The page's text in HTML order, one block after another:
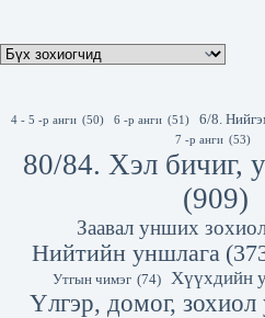
4 - 5 -р анги (50) 6 -р анги (51) 6/8.
7 -р анги (53)
80/84. Хэл бичиг,
(909)
Заавал унших
Нийтийн уншлага
Утгын чимэг (74) Хүүхдийн
Үлгэр, домог,